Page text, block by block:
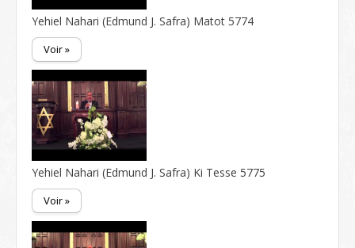
Yehiel Nahari (Edmund J. Safra) Matot 5774
Voir »
Yehiel Nahari (Edmund J. Safra) Ki Tesse 5775
Voir »